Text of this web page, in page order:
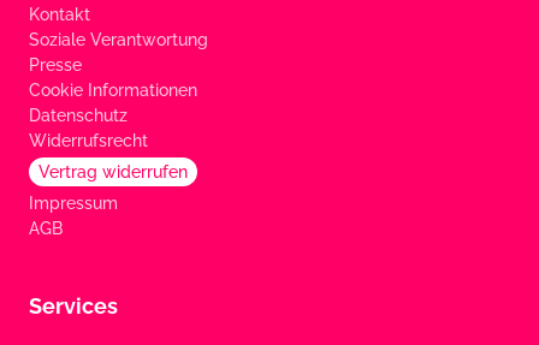
Kontakt
Soziale Verantwortung
Presse
Cookie Informationen
Datenschutz
Widerrufsrecht
Vertrag widerrufen
Impressum
AGB
Services